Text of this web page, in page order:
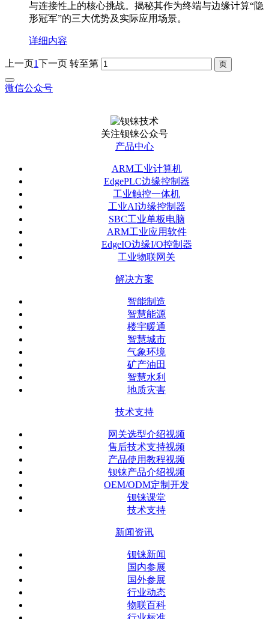
与连接性上的核心挑战。揭秘其作为终端与边缘计算“隐
形冠军”的三大优势及实际应用场景。
详细内容
上一页1下一页 转至第
微信公众号
关注钡铼公众号
产品中心
ARM工业计算机
EdgePLC边缘控制器
工业触控一体机
工业AI边缘控制器
SBC工业单板电脑
ARM工业应用软件
EdgeIO边缘I/O控制器
工业物联网关
解决方案
智能制造
智慧能源
楼宇暖通
智慧城市
气象环境
矿产油田
智慧水利
地质灾害
技术支持
网关选型介绍视频
售后技术支持视频
产品使用教程视频
钡铼产品介绍视频
OEM/ODM定制开发
钡铼课堂
技术支持
新闻资讯
钡铼新闻
国内参展
国外参展
行业动态
物联百科